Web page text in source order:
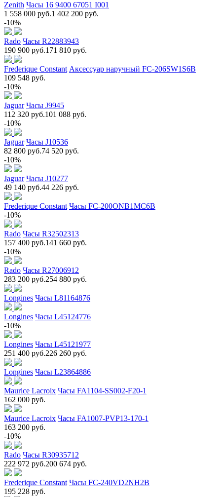
Zenith Часы 16 9400 67051 I001
1 558 000 руб.1 402 200 руб.
-10%
Rado Часы R22883943
190 900 руб.171 810 руб.
Frederique Constant Аксессуар наручный FC-206SW1S6B
109 548 руб.
-10%
Jaguar Часы J9945
112 320 руб.101 088 руб.
-10%
Jaguar Часы J10536
82 800 руб.74 520 руб.
-10%
Jaguar Часы J10277
49 140 руб.44 226 руб.
Frederique Constant Часы FC-200ONB1MC6B
-10%
Rado Часы R32502313
157 400 руб.141 660 руб.
-10%
Rado Часы R27006912
283 200 руб.254 880 руб.
Longines Часы L81164876
Longines Часы L45124776
-10%
Longines Часы L45121977
251 400 руб.226 260 руб.
Longines Часы L23864886
Maurice Lacroix Часы FA1104-SS002-F20-1
162 000 руб.
Maurice Lacroix Часы FA1007-PVP13-170-1
163 200 руб.
-10%
Rado Часы R30935712
222 972 руб.200 674 руб.
Frederique Constant Часы FC-240VD2NH2B
195 228 руб.